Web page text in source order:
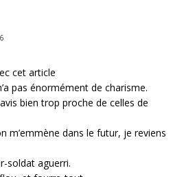
cet article
pas énormément de charisme.
bien trop proche de celles de
m’emmène dans le futur, je reviens
soldat aguerri.